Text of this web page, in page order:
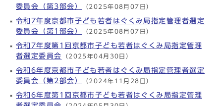
委員会（第3部会）
（2025年08月07日）
令和7年度京都市子ども若者はぐくみ局指定管理者選定
委員会（第1部会）
（2025年08月07日）
令和7年度第1回京都市子ども若者はぐくみ局指定管理
者選定委員会
（2025年04月30日）
令和6年度京都市子ども若者はぐくみ局指定管理者選定
委員会（第2部会）
（2024年11月28日）
令和6年度第1回京都市子ども若者はぐくみ局指定管理